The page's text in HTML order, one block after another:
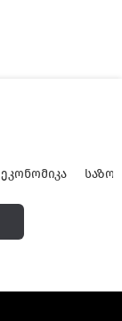
ᲔᲙᲝᲜᲝᲛᲘᲙᲐ